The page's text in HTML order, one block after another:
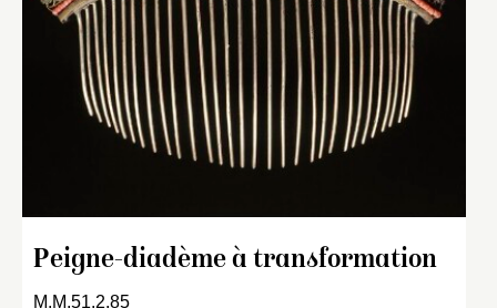
Peigne-diadème à transformation
M.M.51.2.85